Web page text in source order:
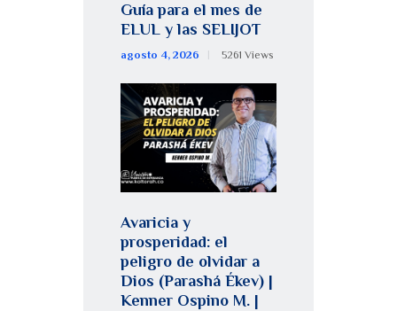
Guía para el mes de
ELUL y las SELIJOT
agosto 4, 2026 5261 Views
Avaricia y
prosperidad: el
peligro de olvidar a
Dios (Parashá Ékev) |
Kenner Ospino M. |